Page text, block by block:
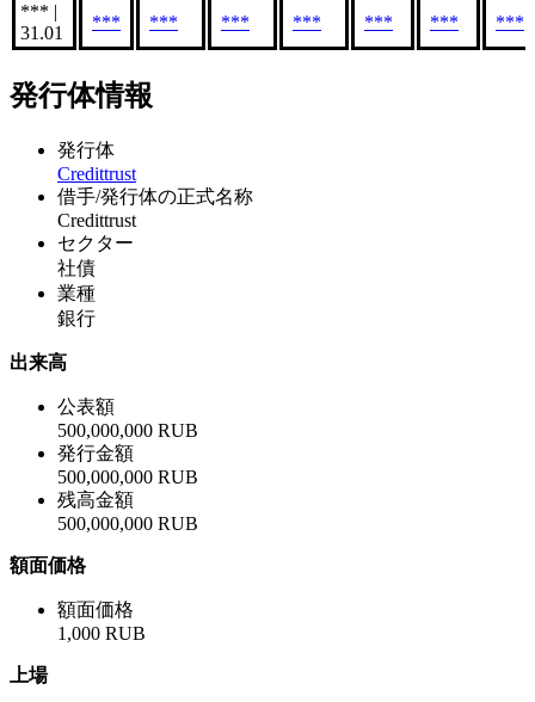
*** |
31.01
*** *** *** *** *** *** ***
発行体情報
発行体
Credittrust
借手/発行体の正式名称
Credittrust
セクター
社債
業種
銀行
出来高
公表額
500,000,000 RUB
発行金額
500,000,000 RUB
残高金額
500,000,000 RUB
額面価格
額面価格
1,000 RUB
上場